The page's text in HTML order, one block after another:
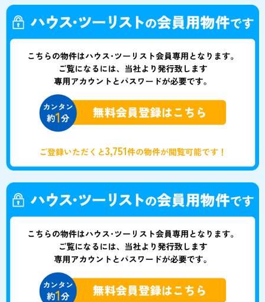
ご登録いただくと3,751件の物件が閲覧可能です！